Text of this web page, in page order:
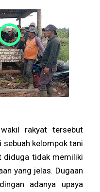
rakyat tersebut
kelompok tani
diduga tidak memiliki
yang jelas. Dugaan
adanya upaya